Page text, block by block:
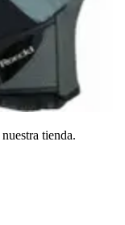
tienda.